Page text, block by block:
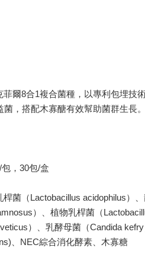
菲爾8合1複合菌種，以專利包埋技
菌，搭配木寡醣有效幫助菌群生長
，30包/盒
菌（Lactobacillus acidophilus）
）、植物乳桿菌（
）、乳酵母菌（Candida
、NEC綜合消化酵素、木寡糖